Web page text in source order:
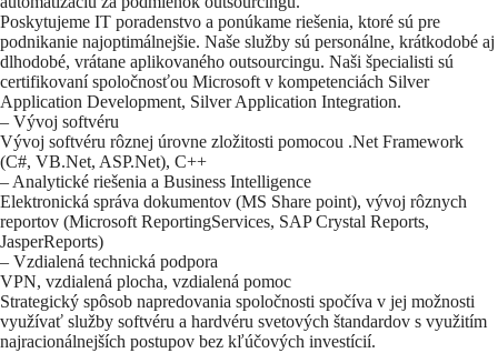
Poskytujeme IT poradenstvo a ponúkame riešenia, ktoré sú pre
podnikanie najoptimálnejšie. Naše služby sú personálne, krátkodobé aj
dlhodobé, vrátane aplikovaného outsourcingu. Naši špecialisti sú
certifikovaní spoločnosťou Microsoft v kompetenciách Silver
Application Development, Silver Application Integration.
– Vývoj softvéru
Vývoj softvéru rôznej úrovne zložitosti pomocou .Net Framework
(C#, VB.Net, ASP.Net), C++
– Analytické riešenia a Business Intelligence
Elektronická správa dokumentov (MS Share point), vývoj rôznych
reportov (Microsoft ReportingServices, SAP Crystal Reports,
JasperReports)
– Vzdialená technická podpora
VPN, vzdialená plocha, vzdialená pomoc
Strategický spôsob napredovania spoločnosti spočíva v jej možnosti
využívať služby softvéru a hardvéru svetových štandardov s využitím
najracionálnejších postupov bez kľúčových investícií.